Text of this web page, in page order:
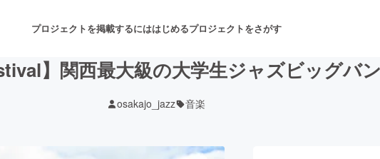
プロジェクトを掲載するにははじめるプロジェクトをさがす
】関西最大級の大学生ジャズビッグバ
osakajo_jazz 音楽